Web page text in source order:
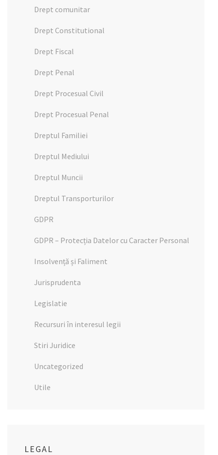
Drept comunitar
Drept Constitutional
Drept Fiscal
Drept Penal
Drept Procesual Civil
Drept Procesual Penal
Dreptul Familiei
Dreptul Mediului
Dreptul Muncii
Dreptul Transporturilor
GDPR
GDPR – Protecția Datelor cu Caracter Personal
Insolvență și Faliment
Jurisprudenta
Legislatie
Recursuri în interesul legii
Stiri Juridice
Uncategorized
Utile
LEGAL